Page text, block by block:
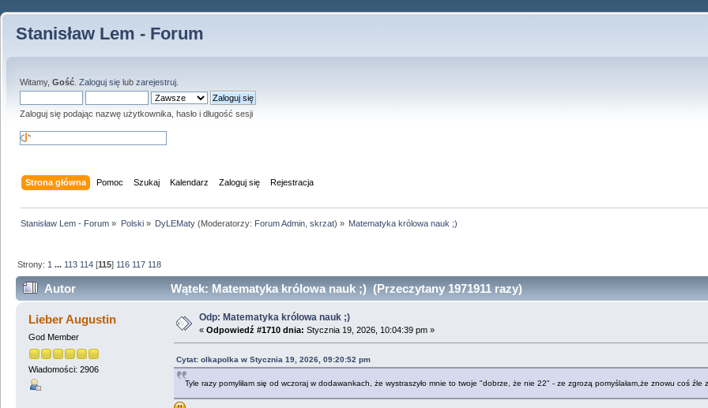
Stanisław Lem - Forum
Witamy, Gość Zaloguj się lub zarejestruj
Zaloguj się podając nazwę użytkownika, hasło i długość sesji
Strona główna Pomoc Szukaj Kalendarz Zaloguj się Rejestracja
Stanisław Lem - Forum » Polski» DyLEMaty(Moderatorzy: Forum Admin, skrzat) » Matematyka królowa nauk ;)
Strony: 1 ... 113 114 [115] 116 117 118
Autor Wątek: Matematyka królowa nauk ;) (Przeczytany 1971911 razy)
Lieber Augustin
God Member
Wiadomości: 2906
Odp: Matematyka królowa nauk ;)
« Odpowiedź #1710 dnia: Stycznia 19, 2026, 10:04:39 pm »
Cytat: olkapolka w Stycznia 19, 2026, 09:20:52 pm
Tyle razy pomyliłam się od wczoraj w dodawankach, że wystraszyło mnie to twoje "dobrze, że nie 22" - ze zgrozą pomyślałam,że znowu coś źle